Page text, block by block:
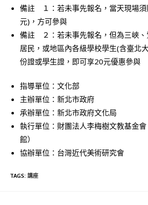
備註 １：若未事先報名，當天現場須
元)，方可參與
備註 ２：若未事先報名，但為三峽、
居民，或地區內各級學校學生(含臺北
份證或學生證，即可享20元優惠參與
指導單位：文化部
主辦單位：新北市政府
承辦單位：新北市政府文化局
執行單位：財團法人李梅樹文教基金
館）
協辦單位：台灣近代美術研究會
TAGS: 講座